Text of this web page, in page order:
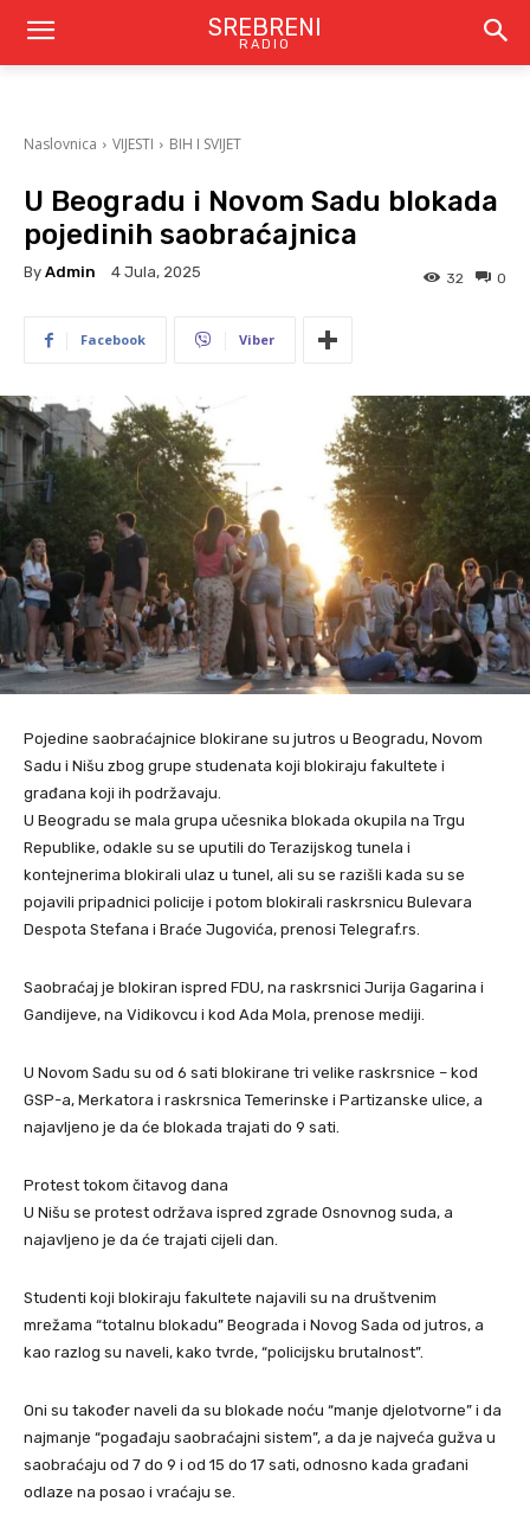
SREBRENI
RADIO
Naslovnica VIJESTI BIH I SVIJET
U Beogradu i Novom Sadu blokada
pojedinih saobraćajnica
By Admin 4 Jula, 2025 0
32
Facebook Viber
Pojedine saobraćajnice blokirane su jutros u Beogradu, Novom
Sadu i Nišu zbog grupe studenata koji blokiraju fakultete i
građana koji ih podržavaju.
U Beogradu se mala grupa učesnika blokada okupila na Trgu
Republike, odakle su se uputili do Terazijskog tunela i
kontejnerima blokirali ulaz u tunel, ali su se razišli kada su se
pojavili pripadnici policije i potom blokirali raskrsnicu Bulevara
Despota Stefana i Braće Jugovića, prenosi Telegraf.rs.
Saobraćaj je blokiran ispred FDU, na raskrsnici Jurija Gagarina i
Gandijeve, na Vidikovcu i kod Ada Mola, prenose mediji.
U Novom Sadu su od 6 sati blokirane tri velike raskrsnice – kod
GSP-a, Merkatora i raskrsnica Temerinske i Partizanske ulice, a
najavljeno je da će blokada trajati do 9 sati.
Protest tokom čitavog dana
U Nišu se protest održava ispred zgrade Osnovnog suda, a
najavljeno je da će trajati cijeli dan.
Studenti koji blokiraju fakultete najavili su na društvenim
mrežama “totalnu blokadu” Beograda i Novog Sada od jutros, a
kao razlog su naveli, kako tvrde, “policijsku brutalnost”.
Oni su također naveli da su blokade noću “manje djelotvorne” i da
najmanje “pogađaju saobraćajni sistem”, a da je najveća gužva u
saobraćaju od 7 do 9 i od 15 do 17 sati, odnosno kada građani
odlaze na posao i vraćaju se.